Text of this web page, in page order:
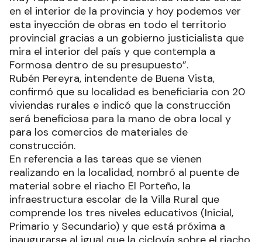
en el interior de la provincia y hoy podemos ver
esta inyección de obras en todo el territorio
provincial gracias a un gobierno justicialista que
mira el interior del país y que contempla a
Formosa dentro de su presupuesto”.
Rubén Pereyra, intendente de Buena Vista,
confirmó que su localidad es beneficiaria con 20
viviendas rurales e indicó que la construcción
será beneficiosa para la mano de obra local y
para los comercios de materiales de
construcción.
En referencia a las tareas que se vienen
realizando en la localidad, nombró al puente de
material sobre el riacho El Porteño, la
infraestructura escolar de la Villa Rural que
comprende los tres niveles educativos (Inicial,
Primario y Secundario) y que está próxima a